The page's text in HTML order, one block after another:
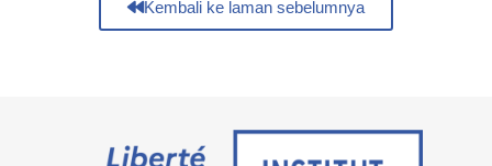
Kembali ke laman sebelumnya